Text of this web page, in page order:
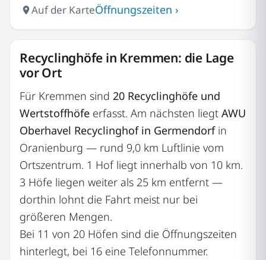
Auf der KarteÖffnungszeiten ›
Recyclinghöfe in Kremmen: die Lage
vor Ort
Für Kremmen sind 20 Recyclinghöfe und
Wertstoffhöfe erfasst. Am nächsten liegt AWU
Oberhavel Recyclinghof in Germendorfin
Oranienburg — rund 9,0 km Luftlinie vom
Ortszentrum. 1 Hof liegt innerhalb von 10 km.
3 Höfe liegen weiter als 25 km entfernt —
dorthin lohnt die Fahrt meist nur bei
größeren Mengen.
Bei 11 von 20 Höfen sind die Öffnungszeiten
hinterlegt, bei 16 eine Telefonnummer.